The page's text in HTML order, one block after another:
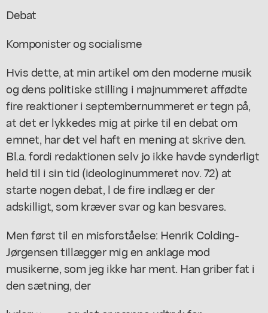
Debat
Komponister og socialisme
Hvis dette, at min artikel om den moderne musik
og dens politiske stilling i majnummeret affødte
fire reaktioner i septembernummeret er tegn på,
at det er lykkedes mig at pirke til en debat om
emnet, har det vel haft en mening at skrive den.
Bl.a. fordi redaktionen selv jo ikke havde synderligt
held til i sin tid (ideologinummeret nov. 72) at
starte nogen debat, l de fire indlæg er der
adskilligt, som kræver svar og kan besvares.
Men først til en misforståelse: Henrik Colding-
Jørgensen tillægger mig en anklage mod
musikerne, som jeg ikke har ment. Han griber fat i
den sætning, der